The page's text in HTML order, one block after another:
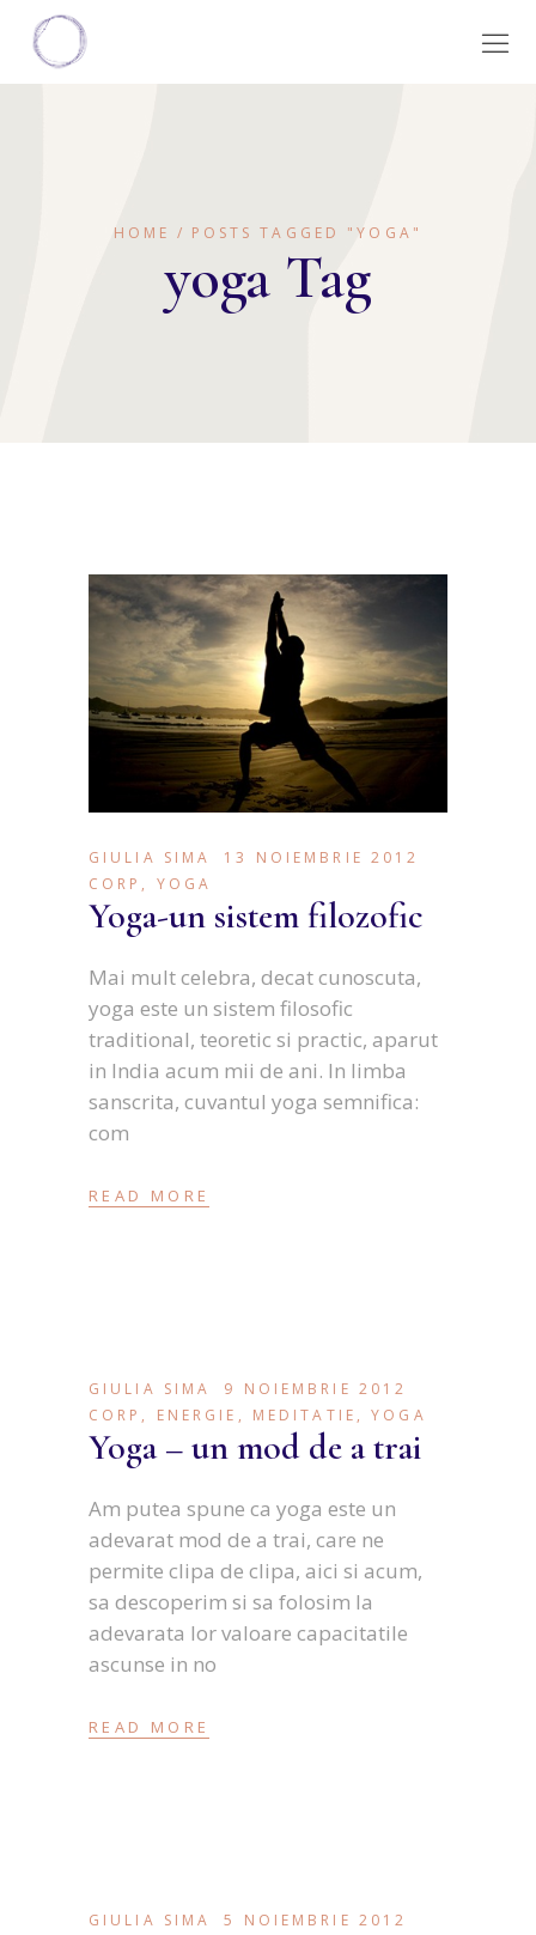
HOME POSTS TAGGED "YOGA"
yoga Tag
GIULIA SIMA
13 NOIEMBRIE 2012
CORP , YOGA
Yoga-un sistem filozofic
Mai mult celebra, decat cunoscuta,
yoga este un sistem filosofic
traditional, teoretic si practic, aparut
in India acum mii de ani. In limba
sanscrita, cuvantul yoga semnifica:
com
READ MORE
GIULIA SIMA
9 NOIEMBRIE 2012
CORP , ENERGIE , MEDITATIE ,YOGA
Yoga – un mod de a trai
Am putea spune ca yoga este un
adevarat mod de a trai, care ne
permite clipa de clipa, aici si acum,
sa descoperim si sa folosim la
adevarata lor valoare capacitatile
ascunse in no
READ MORE
GIULIA SIMA
5 NOIEMBRIE 2012